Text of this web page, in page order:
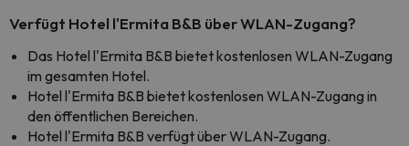
Verfügt Hotel l'Ermita B&B über WLAN-Zugang?
Das Hotel l'Ermita B&B bietet kostenlosen WLAN-Zugang
im gesamten Hotel.
Hotel l'Ermita B&B bietet kostenlosen WLAN-Zugang in
den öffentlichen Bereichen.
Hotel l'Ermita B&B verfügt über WLAN-Zugang.